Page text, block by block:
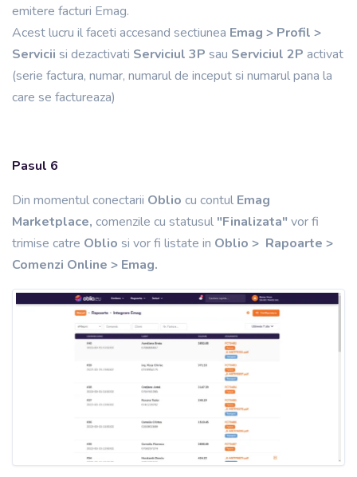
emitere facturi Emag.
Acest lucru il faceti accesand sectiunea Emag > Profil >
Servicii si dezactivati Serviciul 3P sau Serviciul 2P activat
(serie factura, numar, numarul de inceput si numarul pana la
care se factureaza)
Pasul 6
Din momentul conectarii Oblio cu contul Emag
Marketplace, comenzile cu statusul "Finalizata"vor fi
trimise catre Oblio si vor fi listate in Oblio > Rapoarte >
Comenzi Online > Emag.